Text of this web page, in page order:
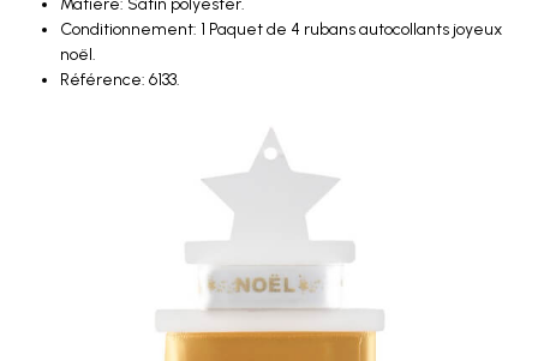
Matière: Satin polyester.
Conditionnement: 1 Paquet de 4 rubans autocollants joyeux
noël.
Référence: 6133.